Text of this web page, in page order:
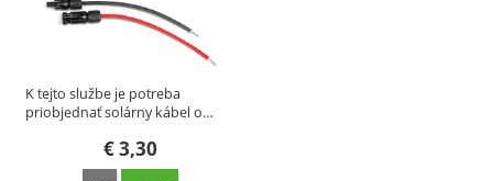
K tejto službe je potreba
priobjednať solárny kábel o…
€3,30